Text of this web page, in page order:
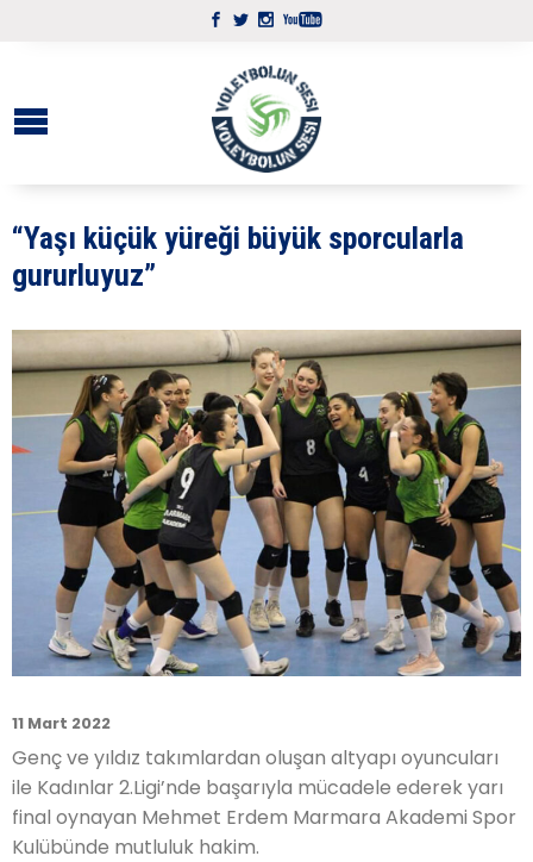
“Yaşı küçük yüreği büyük sporcularla
gururluyuz”
11 Mart 2022
Genç ve yıldız takımlardan oluşan altyapı oyuncuları
ile Kadınlar 2.Ligi’nde başarıyla mücadele ederek yarı
final oynayan Mehmet Erdem Marmara Akademi Spor
Kulübünde mutluluk hakim.